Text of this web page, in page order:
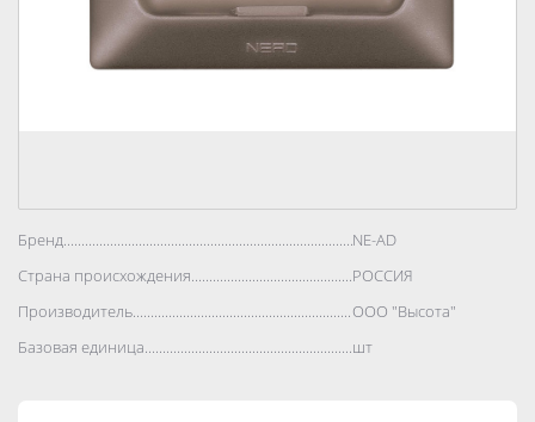
Бренд..................................................................................NE-AD
Страна происхождения..................................................................................
РОССИЯ
Производитель..................................................................................
ООО "Высота"
Базовая единица..................................................................................
шт